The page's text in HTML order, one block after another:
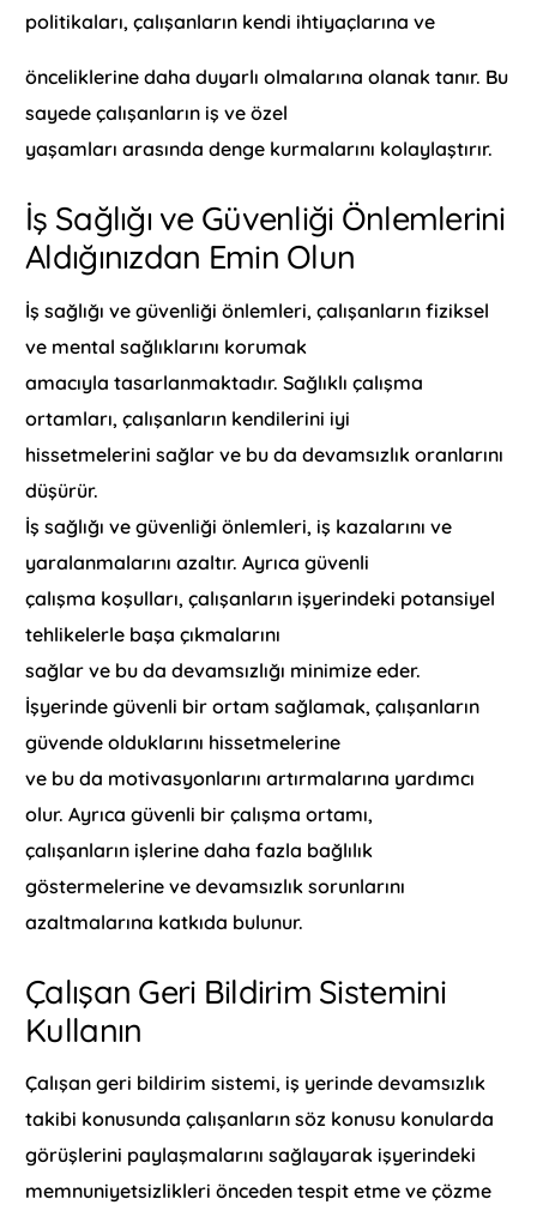
politikaları, çalışanların kendi ihtiyaçlarına ve
önceliklerine daha duyarlı olmalarına olanak tanır. Bu
sayede çalışanların iş ve özel
yaşamları arasında denge kurmalarını kolaylaştırır.
İş Sağlığı ve Güvenliği Önlemlerini
Aldığınızdan Emin Olun
İş sağlığı ve güvenliği önlemleri, çalışanların fiziksel
ve mental sağlıklarını korumak
amacıyla tasarlanmaktadır. Sağlıklı çalışma
ortamları, çalışanların kendilerini iyi
hissetmelerini sağlar ve bu da devamsızlık oranlarını
düşürür.
İş sağlığı ve güvenliği önlemleri, iş kazalarını ve
yaralanmalarını azaltır. Ayrıca güvenli
çalışma koşulları, çalışanların işyerindeki potansiyel
tehlikelerle başa çıkmalarını
sağlar ve bu da devamsızlığı minimize eder.
İşyerinde güvenli bir ortam sağlamak, çalışanların
güvende olduklarını hissetmelerine
ve bu da motivasyonlarını artırmalarına yardımcı
olur. Ayrıca güvenli bir çalışma ortamı,
çalışanların işlerine daha fazla bağlılık
göstermelerine ve devamsızlık sorunlarını
azaltmalarına katkıda bulunur.
Çalışan Geri Bildirim Sistemini
Kullanın
Çalışan geri bildirim sistemi, iş yerinde devamsızlık
takibi konusunda çalışanların söz konusu konularda
görüşlerini paylaşmalarını sağlayarak işyerindeki
memnuniyetsizlikleri önceden tespit etme ve çözme